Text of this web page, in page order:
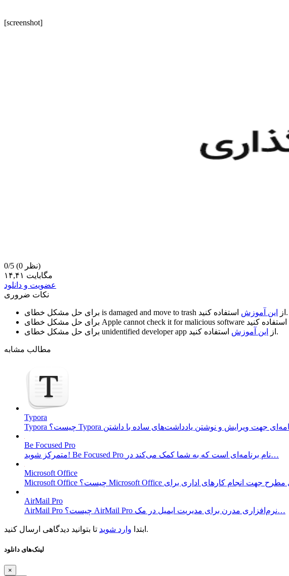
[screenshot]
0/5
(0 نظر)
۱۴,۴۱ مگابایت
عضویت و دانلود
نکات ضروری
is damaged and move to trash از این آموزش
استفاده کنید.
Apple cannot check it for malicious software
unidentified developer app از این آموزش استفاده کنید.
مطالب مشابه
Typora
Be Focused Pro
متمرکز شوید! Be Focused Pro نام برنامه‌ای است که به شما کمک می‌کند در…
Microsoft Office
AirMail Pro
AirMail Pro چیست؟ AirMail Pro نرم‌افزاری مدرن برای مدیریت ایمیل در مک…
ابتدا وارد شوید تا بتوانید دیدگاهی ارسال کنید.
لینک‌های دانلود
×